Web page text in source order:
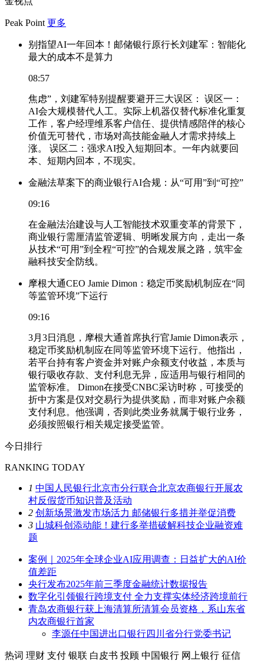
Peak Point 更多
别指望AI一年回本！邮储银行原行长刘建军：智能化
最大的成本不是算力
08:57
焦虑”，刘建军特别提醒要避开三大误区： 误区一：
AI会大规模替代人工。实际上机器仅替代标准化重复
工作，客户经理维系客户信任、提供情感陪伴的核心
价值无可替代，市场对高技能金融人才需求持续上
涨。 误区二：强求AI投入短期回本。一年内就要回
本、短期内回本，不现实。
金融法草案下的商业银行AI合规：从“可用”到“可控”
09:16
在金融法治建设与人工智能技术双重变革的背景下，
商业银行需厘清监管逻辑、明晰发展方向，走出一条
从技术“可用”到全程“可控”的合规发展之路，筑牢金
融科技安全防线。
摩根大通CEO Jamie Dimon：稳定币奖励机制应在“同
等监管环境”下运行
09:16
3月3日消息，摩根大通首席执行官Jamie Dimon表示，
稳定币奖励机制应在同等监管环境下运行。他指出，
若平台持有客户资金并对账户余额支付收益，本质与
银行吸收存款、支付利息无异，应适用与银行相同的
监管标准。 Dimon在接受CNBC采访时称，可接受的
折中方案是仅对交易行为提供奖励，而非对账户余额
支付利息。他强调，否则此类业务就属于银行业务，
必须按照银行相关规定接受监管。
今日排行
RANKING TODAY
1 中国人民银行北京市分行联合北京农商银行开展农
村反假货币知识普及活动
2 创新场景激发市场活力 邮储银行多措并举促消费
3 山城科创添动能！建行多举措破解科技企业融资难
题
案例｜2025年全球企业AI应用调查：日益扩大的AI价
值差距
央行发布2025年前三季度金融统计数据报告
数字化引领银行跨境支付 全力支撑实体经济跨境前行
青岛农商银行获上海清算所清算会员资格，系山东省
内农商银行首家
李源任中国进出口银行四川省分行党委书记
热词 理财 支付 银联 白皮书 投顾 中国银行 网上银行 征信